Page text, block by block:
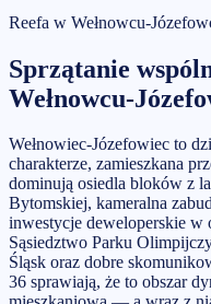
Reefa w Wełnowcu-
Sprzątanie
Wełnowcu-
Wełnowiec-Józefowiec to
charakterze, zamieszkana
dominują osiedla bloków z
Bytomskiej, kameralna
inwestycje deweloperskie w
Sąsiedztwo Parku
Śląsk oraz dobre
36 sprawiają, że to obszar